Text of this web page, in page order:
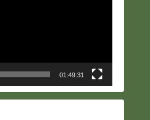
01:49:31